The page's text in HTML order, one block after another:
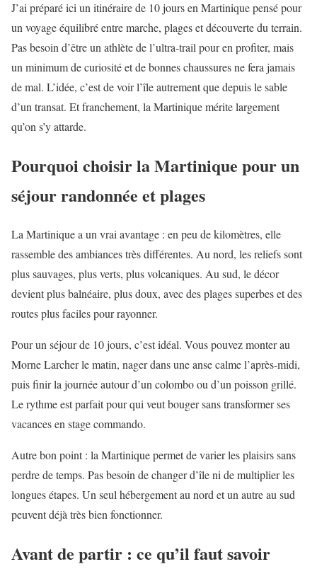
J’ai préparé ici un itinéraire de 10 jours en Martinique pensé pour
un voyage équilibré entre marche, plages et découverte du terrain.
Pas besoin d’être un athlète de l’ultra-trail pour en profiter, mais
un minimum de curiosité et de bonnes chaussures ne fera jamais
de mal. L’idée, c’est de voir l’île autrement que depuis le sable
d’un transat. Et franchement, la Martinique mérite largement
qu’on s’y attarde.
Pourquoi choisir la Martinique pour un
séjour randonnée et plages
La Martinique a un vrai avantage : en peu de kilomètres, elle
rassemble des ambiances très différentes. Au nord, les reliefs sont
plus sauvages, plus verts, plus volcaniques. Au sud, le décor
devient plus balnéaire, plus doux, avec des plages superbes et des
routes plus faciles pour rayonner.
Pour un séjour de 10 jours, c’est idéal. Vous pouvez monter au
Morne Larcher le matin, nager dans une anse calme l’après-midi,
puis finir la journée autour d’un colombo ou d’un poisson grillé.
Le rythme est parfait pour qui veut bouger sans transformer ses
vacances en stage commando.
Autre bon point : la Martinique permet de varier les plaisirs sans
perdre de temps. Pas besoin de changer d’île ni de multiplier les
longues étapes. Un seul hébergement au nord et un autre au sud
peuvent déjà très bien fonctionner.
Avant de partir : ce qu’il faut savoir